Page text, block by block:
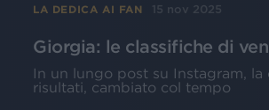
LA DEDICA AI FAN 15 nov 2025
Giorgia: le classifiche di
In un lungo post su Instagram,
risultati, cambiato col tempo